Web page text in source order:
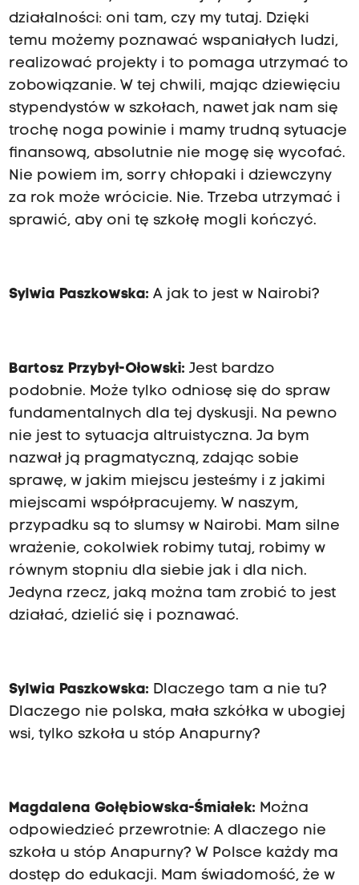
działalności: oni tam, czy my tutaj. Dzięki
temu możemy poznawać wspaniałych ludzi,
realizować projekty i to pomaga utrzymać to
zobowiązanie. W tej chwili, mając dziewięciu
stypendystów w szkołach, nawet jak nam się
trochę noga powinie i mamy trudną sytuacje
finansową, absolutnie nie mogę się wycofać.
Nie powiem im, sorry chłopaki i dziewczyny
za rok może wrócicie. Nie. Trzeba utrzymać i
sprawić, aby oni tę szkołę mogli kończyć.
Sylwia Paszkowska: A jak to jest w Nairobi?
Bartosz Przybył-Ołowski: Jest bardzo
podobnie. Może tylko odniosę się do spraw
fundamentalnych dla tej dyskusji. Na pewno
nie jest to sytuacja altruistyczna. Ja bym
nazwał ją pragmatyczną, zdając sobie
sprawę, w jakim miejscu jesteśmy i z jakimi
miejscami współpracujemy. W naszym,
przypadku są to slumsy w Nairobi. Mam silne
wrażenie, cokolwiek robimy tutaj, robimy w
równym stopniu dla siebie jak i dla nich.
Jedyna rzecz, jaką można tam zrobić to jest
działać, dzielić się i poznawać.
Sylwia Paszkowska: Dlaczego tam a nie tu?
Dlaczego nie polska, mała szkółka w ubogiej
wsi, tylko szkoła u stóp Anapurny?
Magdalena Gołębiowska-Śmiałek: Można
odpowiedzieć przewrotnie: A dlaczego nie
szkoła u stóp Anapurny? W Polsce każdy ma
dostęp do edukacji. Mam świadomość, że w